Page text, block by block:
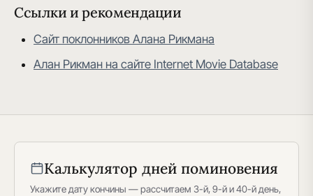
Ссылки и рекомендации
Сайт поклонников Алана Рикмана
Алан Рикман на сайте Internet Movie Database
Калькулятор дней поминовения
Укажите дату кончины — рассчитаем 3-й, 9-й и 40-й день,